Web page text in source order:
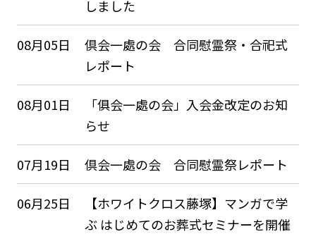
しました
08月05日
倶会一處の会 合同慰霊祭・合祀式
レポート
08月01日
「俱会一處の会」入会金改定のお知
らせ
07月19日 倶会一處の会 合同慰霊祭レポート
06月25日
【ホワイトクロス藤塚】マンガで学
ぶ はじめてのお葬式セミナーを開催